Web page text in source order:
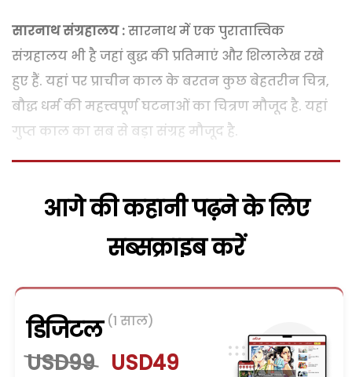
सारनाथ संग्रहालय :सारनाथ में एक पुरातात्त्विक
संग्रहालय भी है जहां बुद्ध की प्रतिमाएं और शिलालेख रखे
हुए हैं. यहां पर प्राचीन काल के बरतन कुछ बेहतरीन चित्र,
बौद्ध धर्म की महत्त्वपूर्ण घटनाओं का चित्रण मौजूद है. यहां
गुप्त काल का सब से बड़ा संग्रह मौजूद है.
आगे की कहानी पढ़ने के लिए
सब्सक्राइब करें
डिजिटल (1 साल)
USD99 USD49